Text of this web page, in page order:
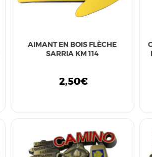
AIMANT EN BOIS FLÈCHE
SARRIA KM 114
2,50€